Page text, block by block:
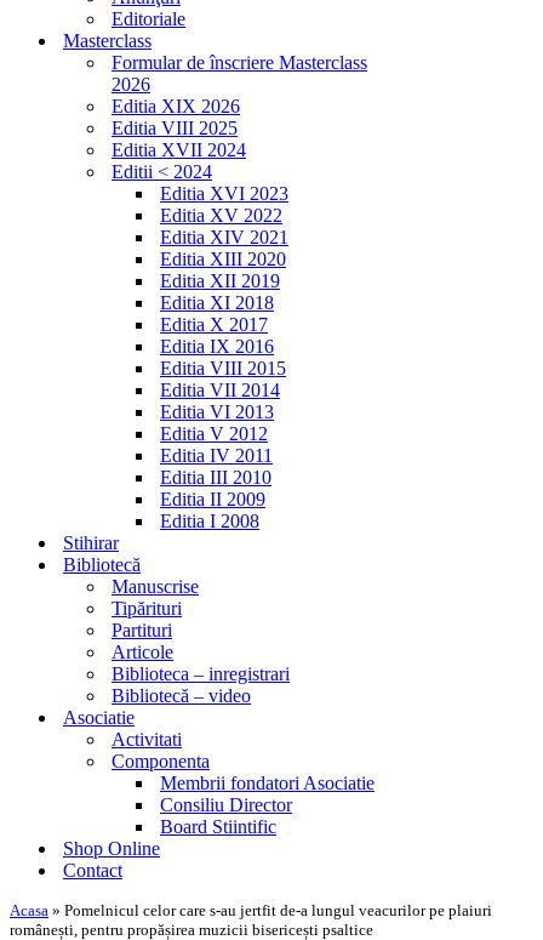
Editoriale
Masterclass
Formular de înscriere Masterclass
2026
Editia XIX 2026
Editia VIII 2025
Editia XVII 2024
Editii < 2024
Editia XVI 2023
Editia XV 2022
Editia XIV 2021
Editia XIII 2020
Editia XII 2019
Editia XI 2018
Editia X 2017
Editia IX 2016
Editia VIII 2015
Editia VII 2014
Editia VI 2013
Editia V 2012
Editia IV 2011
Editia III 2010
Editia II 2009
Editia I 2008
Stihirar
Bibliotecă
Manuscrise
Tipărituri
Partituri
Articole
Biblioteca – inregistrari
Bibliotecă – video
Asociatie
Activitati
Componenta
Membrii fondatori Asociatie
Consiliu Director
Board Stiintific
Shop Online
Contact
Acasa » Pomelnicul celor care s-au jertfit de-a lungul veacurilor pe plaiuri
românești, pentru propășirea muzicii bisericești psaltice